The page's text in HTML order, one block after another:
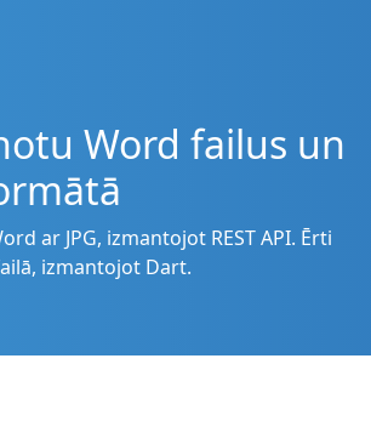
Word failus un
ar JPG, izmantojot REST API. Ērti
izmantojot Dart.